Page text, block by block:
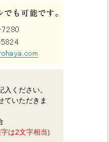
入ください。
ていただきま
は2文字相当)